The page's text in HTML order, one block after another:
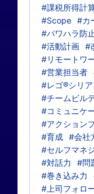
#課税所得計
#Scope #カ
#パワハラ防止
#活動計画 #
#リモートワ
#営業担当者
#レゴ®シリ
#チームビル
#コミュニケ
#アクション
#育成 #会社
#セルフマネ
#対話力
#問
#巻き込み力
#上司フォロ